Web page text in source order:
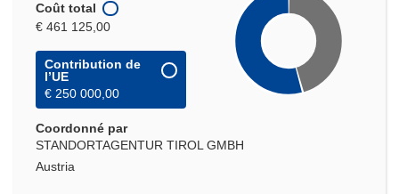
Coût total
€ 461 125,00
Contribution de
l’UE
€ 250 000,00
Coordonné par
STANDORTAGENTUR TIROL GMBH
Austria